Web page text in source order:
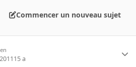
Commencer un nouveau sujet
15 a